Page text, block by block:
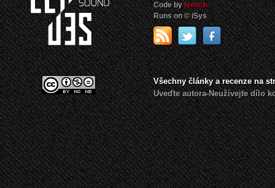
Code byIvosch
Runs on © iSys
Všechny články a recenze na
Uveďte autora-Neužívejte dílo